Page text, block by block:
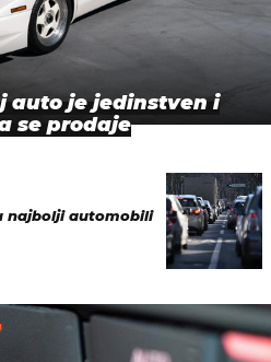
auto je jedinstven i
se prodaje
najbolji automobili